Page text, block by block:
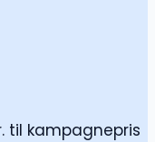
til kampagnepris